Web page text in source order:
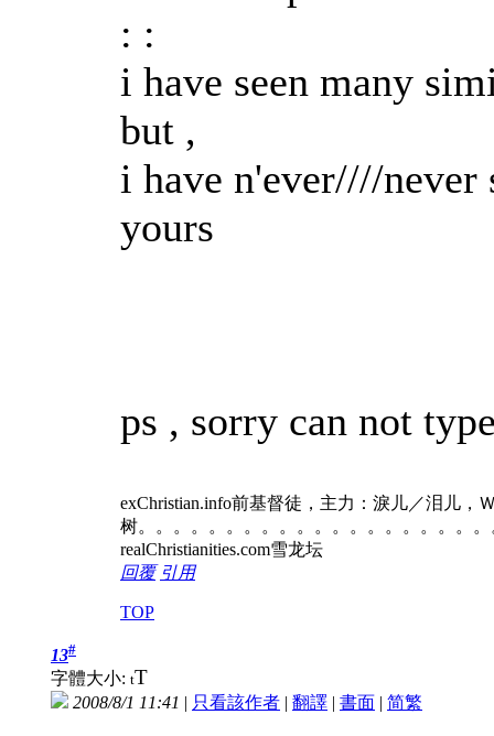
: :
i have seen many
but ,
i have n'ever////never
yours
ps , sorry can not
exChristian.info前基督徒，主力：淚儿／泪儿，
树。。。。。。。。。。。。。。。。。。。
realChristianities.com雪龙坛
回覆 引用
TOP
13#
字體大小: tT
2008/8/1 11:41 | 只看該作者 | 翻譯 | 書面 | 简繁